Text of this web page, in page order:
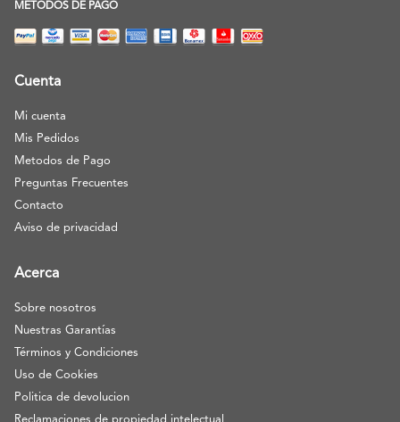
METODOS DE PAGO
Cuenta
Mi cuenta
Mis Pedidos
Metodos de Pago
Preguntas Frecuentes
Contacto
Aviso de privacidad
Acerca
Sobre nosotros
Nuestras Garantías
Términos y Condiciones
Uso de Cookies
Politica de devolucion